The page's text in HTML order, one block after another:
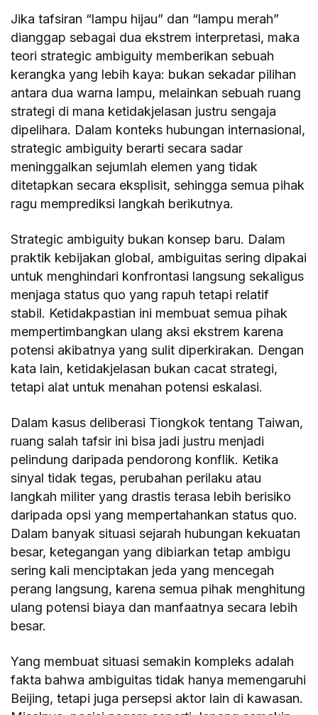
Jika tafsiran “lampu hijau” dan “lampu merah”
dianggap sebagai dua ekstrem interpretasi, maka
teori strategic ambiguity memberikan sebuah
kerangka yang lebih kaya: bukan sekadar pilihan
antara dua warna lampu, melainkan sebuah ruang
strategi di mana ketidakjelasan justru sengaja
dipelihara. Dalam konteks hubungan internasional,
strategic ambiguity berarti secara sadar
meninggalkan sejumlah elemen yang tidak
ditetapkan secara eksplisit, sehingga semua pihak
ragu memprediksi langkah berikutnya.
Strategic ambiguity bukan konsep baru. Dalam
praktik kebijakan global, ambiguitas sering dipakai
untuk menghindari konfrontasi langsung sekaligus
menjaga status quo yang rapuh tetapi relatif
stabil. Ketidakpastian ini membuat semua pihak
mempertimbangkan ulang aksi ekstrem karena
potensi akibatnya yang sulit diperkirakan. Dengan
kata lain, ketidakjelasan bukan cacat strategi,
tetapi alat untuk menahan potensi eskalasi.
Dalam kasus deliberasi Tiongkok tentang Taiwan,
ruang salah tafsir ini bisa jadi justru menjadi
pelindung daripada pendorong konflik. Ketika
sinyal tidak tegas, perubahan perilaku atau
langkah militer yang drastis terasa lebih berisiko
daripada opsi yang mempertahankan status quo.
Dalam banyak situasi sejarah hubungan kekuatan
besar, ketegangan yang dibiarkan tetap ambigu
sering kali menciptakan jeda yang mencegah
perang langsung, karena semua pihak menghitung
ulang potensi biaya dan manfaatnya secara lebih
besar.
Yang membuat situasi semakin kompleks adalah
fakta bahwa ambiguitas tidak hanya memengaruhi
Beijing, tetapi juga persepsi aktor lain di kawasan.